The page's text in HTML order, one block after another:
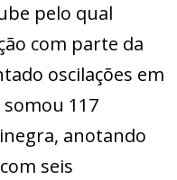
pelo qual
com parte da
oscilações em
117
anotando
seis